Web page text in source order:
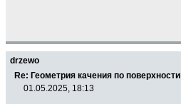
drzewo
Re: Геометрия качения по поверхности
01.05.2025, 18:13